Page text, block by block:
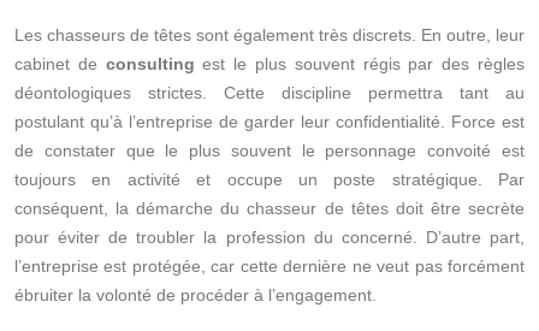
Les chasseurs de têtes sont également très discrets. En outre, leur
cabinet de consulting est le plus souvent régis par des règles
déontologiques strictes. Cette discipline permettra tant au
postulant qu’à l’entreprise de garder leur confidentialité. Force est
de constater que le plus souvent le personnage convoité est
toujours en activité et occupe un poste stratégique. Par
conséquent, la démarche du chasseur de têtes doit être secrète
pour éviter de troubler la profession du concerné. D’autre part,
l’entreprise est protégée, car cette dernière ne veut pas forcément
ébruiter la volonté de procéder à l’engagement.